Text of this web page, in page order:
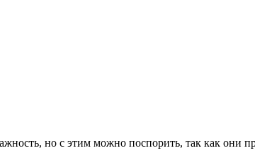
но с этим можно поспорить, так как они